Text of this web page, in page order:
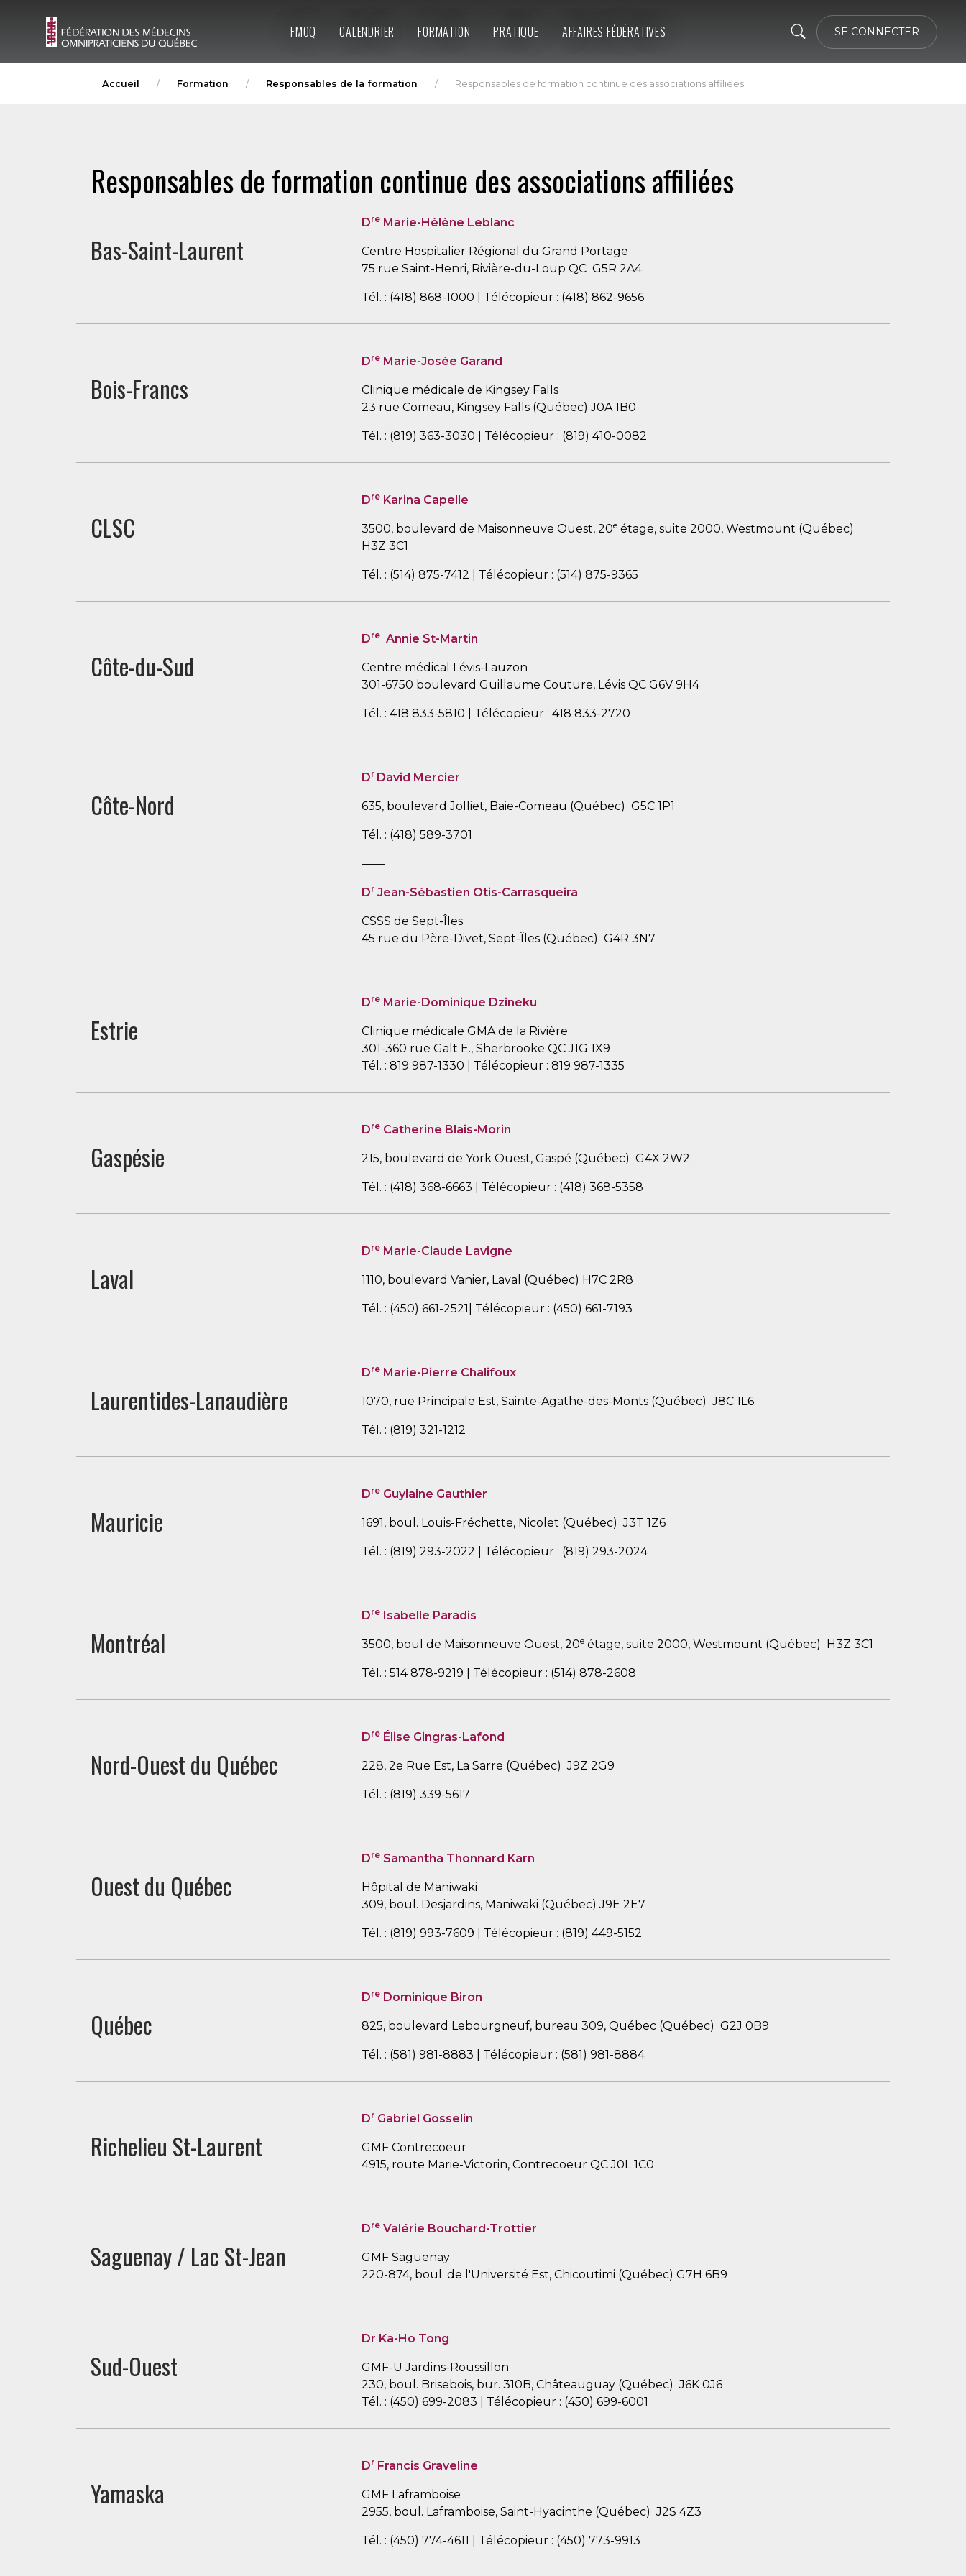
SE CONNECTER
FMOQ CALENDRIER FORMATION PRATIQUE AFFAIRES FÉDÉRATIVES
Accueil Formation Responsables de la formation Responsables de formation continue des associations affiliées
Responsables de formation continue des associations affiliées
Bas-Saint-Laurent
Dre Marie-Hélène Leblanc
Centre Hospitalier Régional du Grand Portage
75 rue Saint-Henri, Rivière-du-Loup QC G5R 2A4
Tél. : (418) 868-1000 | Télécopieur : (418) 862-9656
Bois-Francs
Dre Marie-Josée Garand
Clinique médicale de Kingsey Falls
23 rue Comeau, Kingsey Falls (Québec) J0A 1B0
Tél. : (819) 363-3030 | Télécopieur : (819) 410-0082
CLSC
Dre Karina Capelle
3500, boulevard de Maisonneuve Ouest, 20e étage, suite 2000, Westmount (Québec)
H3Z 3C1
Tél. : (514) 875-7412 | Télécopieur : (514) 875-9365
Côte-du-Sud
Dre Annie St-Martin
Centre médical Lévis-Lauzon
301-6750 boulevard Guillaume Couture, Lévis QC G6V 9H4
Tél. : 418 833-5810 | Télécopieur : 418 833-2720
Côte-Nord
Dr David Mercier
635, boulevard Jolliet, Baie-Comeau (Québec) G5C 1P1
Tél. : (418) 589-3701
——
Dr Jean-Sébastien Otis-Carrasqueira
CSSS de Sept-Îles
45 rue du Père-Divet, Sept-Îles (Québec) G4R 3N7
Estrie
Dre Marie-Dominique Dzineku
Clinique médicale GMA de la Rivière
301-360 rue Galt E., Sherbrooke QC J1G 1X9
Tél. : 819 987-1330 | Télécopieur : 819 987-1335
Gaspésie
Dre Catherine Blais-Morin
215, boulevard de York Ouest, Gaspé (Québec) G4X 2W2
Tél. : (418) 368-6663 | Télécopieur : (418) 368-5358
Laval
Dre Marie-Claude Lavigne
1110, boulevard Vanier, Laval (Québec) H7C 2R8
Tél. : (450) 661-2521| Télécopieur : (450) 661-7193
Laurentides-Lanaudière
Dre Marie-Pierre Chalifoux
1070, rue Principale Est, Sainte-Agathe-des-Monts (Québec) J8C 1L6
Tél. : (819) 321-1212
Mauricie
Dre Guylaine Gauthier
1691, boul. Louis-Fréchette, Nicolet (Québec) J3T 1Z6
Tél. : (819) 293-2022 | Télécopieur : (819) 293-2024
Montréal
Dre Isabelle Paradis
3500, boul de Maisonneuve Ouest, 20e étage, suite 2000, Westmount (Québec) H3Z 3C1
Tél. : 514 878-9219 | Télécopieur : (514) 878-2608
Nord-Ouest du Québec
Dre Élise Gingras-Lafond
228, 2e Rue Est, La Sarre (Québec) J9Z 2G9
Tél. : (819) 339-5617
Ouest du Québec
Dre Samantha Thonnard Karn
Hôpital de Maniwaki
309, boul. Desjardins, Maniwaki (Québec) J9E 2E7
Tél. : (819) 993-7609 | Télécopieur : (819) 449-5152
Québec
Dre Dominique Biron
825, boulevard Lebourgneuf, bureau 309, Québec (Québec) G2J 0B9
Tél. : (581) 981-8883 | Télécopieur : (581) 981-8884
Richelieu St-Laurent
Dr Gabriel Gosselin
GMF Contrecoeur
4915, route Marie-Victorin, Contrecoeur QC J0L 1C0
Saguenay / Lac St-Jean
Dre Valérie Bouchard-Trottier
GMF Saguenay
220-874, boul. de l'Université Est, Chicoutimi (Québec) G7H 6B9
Sud-Ouest
Dr Ka-Ho Tong
GMF-U Jardins-Roussillon
230, boul. Brisebois, bur. 310B, Châteauguay (Québec) J6K 0J6
Tél. : (450) 699-2083 | Télécopieur : (450) 699-6001
Yamaska
Dr Francis Graveline
GMF Laframboise
2955, boul. Laframboise, Saint-Hyacinthe (Québec) J2S 4Z3
Tél. : (450) 774-4611 | Télécopieur : (450) 773-9913